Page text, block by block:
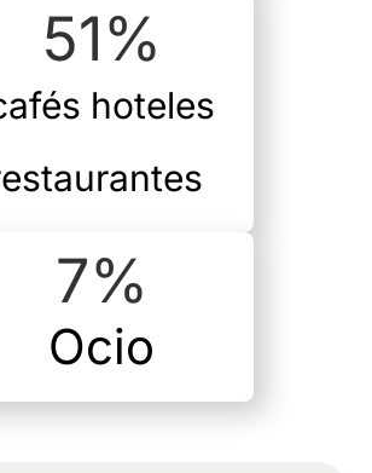
hoteles
51%
Ocio
7%